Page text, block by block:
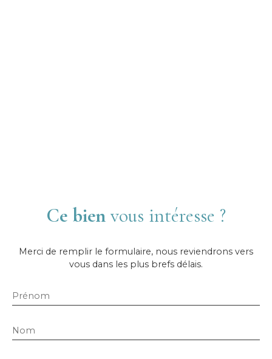
Ce bien vous intéresse ?
Merci de remplir le formulaire, nous reviendrons vers
vous dans les plus brefs délais.
Prénom
Nom